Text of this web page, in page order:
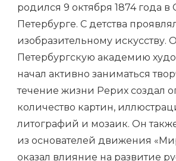
родился 9 октября 1874 года в
Петербурге. С детства
изобразительному искусству.
Петербургскую академию
начал активно заниматься
течение жизни Рерих создал
количество картин,
литографий и мозаик. Он
из основателей движения
оказал влияние на развитие